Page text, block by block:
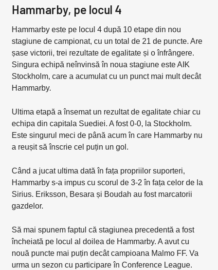
Hammarby, pe locul 4
Hammarby este pe locul 4 după 10 etape din nou
stagiune de campionat, cu un total de 21 de puncte. Are
șase victorii, trei rezultate de egalitate și o înfrângere.
Singura echipă neînvinsă în noua stagiune este AIK
Stockholm, care a acumulat cu un punct mai mult decât
Hammarby.
Ultima etapă a însemat un rezultat de egalitate chiar cu
echipa din capitala Suediei. A fost 0-0, la Stockholm.
Este singurul meci de până acum în care Hammarby nu
a reușit să înscrie cel puțin un gol.
Când a jucat ultima dată în fața propriilor suporteri,
Hammarby s-a impus cu scorul de 3-2 în fața celor de la
Sirius. Eriksson, Besara și Boudah au fost marcatorii
gazdelor.
Să mai spunem faptul că stagiunea precedentă a fost
încheiată pe locul al doilea de Hammarby. A avut cu
nouă puncte mai puțin decât campioana Malmo FF. Va
urma un sezon cu participare în Conference League.